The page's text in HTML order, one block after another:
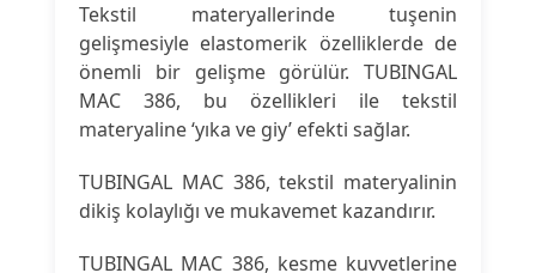
Tekstil materyallerinde tuşenin
gelişmesiyle elastomerik özelliklerde de
önemli bir gelişme görülür. TUBINGAL
MAC 386, bu özellikleri ile tekstil
materyaline ‘yıka ve giy’ efekti sağlar.
TUBINGAL MAC 386, tekstil materyalinin
dikiş kolaylığı ve mukavemet kazandırır.
TUBINGAL MAC 386, kesme kuvvetlerine